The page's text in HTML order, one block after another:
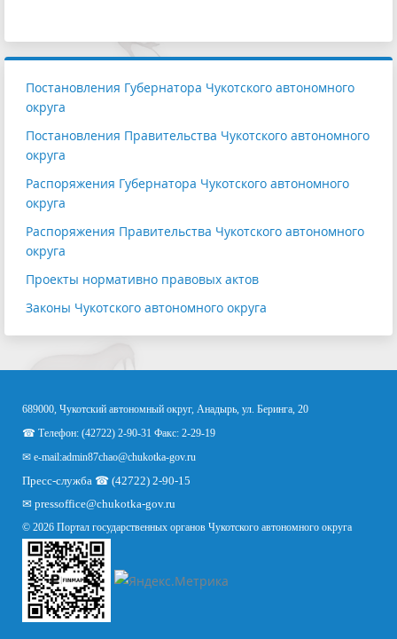
Постановления Губернатора Чукотского автономного
округа
Постановления Правительства Чукотского автономного
округа
Распоряжения Губернатора Чукотского автономного
округа
Распоряжения Правительства Чукотского автономного
округа
Проекты нормативно правовых актов
Законы Чукотского автономного округа
689000, Чукотский автономный округ, Анадырь, ул. Беринга, 20
☎ Телефон: (42722) 2-90-31 Факс: 2-29-19
✉ e-mail:admin87chao@chukotka-gov.ru
Пресс-служба ☎ (42722) 2-90-15
✉ pressoffice@chukotka-gov.ru
© 2026 Портал государственных органов Чукотского автономного округа